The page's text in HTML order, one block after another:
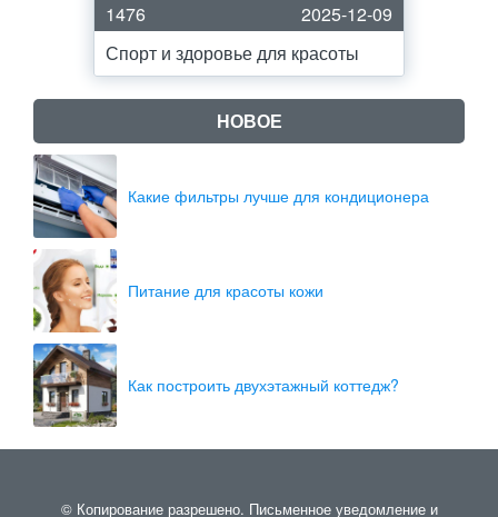
1476
2025-12-09
Спорт и здоровье для красоты
НОВОЕ
Какие фильтры лучше для кондиционера
Питание для красоты кожи
Как построить двухэтажный коттедж?
© Копирование разрешено. Письменное уведомление и